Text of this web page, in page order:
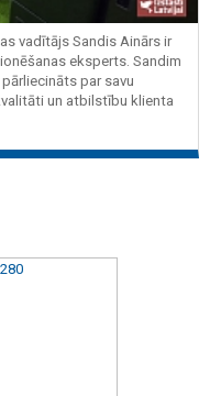
vadītājs Sandis Ainārs ir
eksperts. Sandim
par savu
un atbilstību klienta